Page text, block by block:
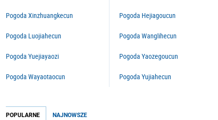
Pogoda Xinzhuangkecun
Pogoda Luojiahecun
Pogoda Yuejiayaozi
Pogoda Wayaotaocun
Pogoda Hejiagoucun
Pogoda Wanglihecun
Pogoda Yaozegoucun
Pogoda Yujiahecun
POPULARNE NAJNOWSZE